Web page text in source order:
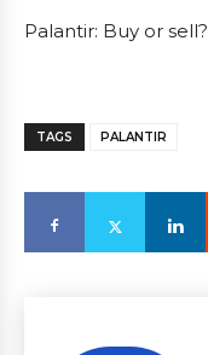
Palantir: Buy or sell?
TAGS PALANTIR